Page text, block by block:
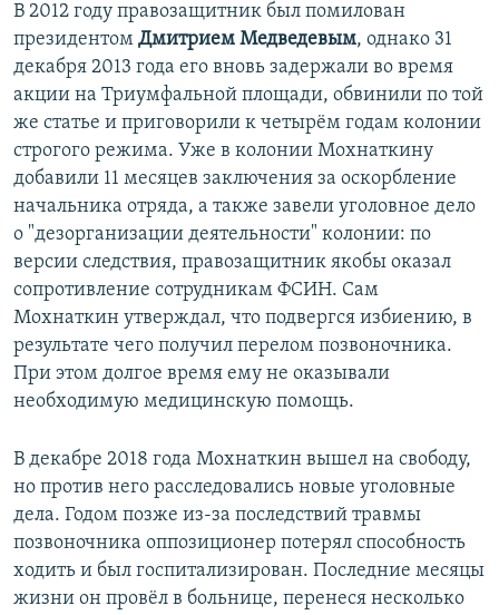
В 2012 году правозащитник был помилован
президентом Дмитрием Медведевым, однако 31
декабря 2013 года его вновь задержали во время
акции на Триумфальной площади, обвинили по той
же статье и приговорили к четырём годам колонии
строгого режима. Уже в колонии Мохнаткину
добавили 11 месяцев заключения за оскорбление
начальника отряда, а также завели уголовное дело
о "дезорганизации деятельности" колонии: по
версии следствия, правозащитник якобы оказал
сопротивление сотрудникам ФСИН. Сам
Мохнаткин утверждал, что подвергся избиению, в
результате чего получил перелом позвоночника.
При этом долгое время ему не оказывали
необходимую медицинскую помощь.
В декабре 2018 года Мохнаткин вышел на свободу,
но против него расследовались новые уголовные
дела. Годом позже из-за последствий травмы
позвоночника оппозиционер потерял способность
ходить и был госпитализирован. Последние месяцы
жизни он провёл в больнице, перенеся несколько